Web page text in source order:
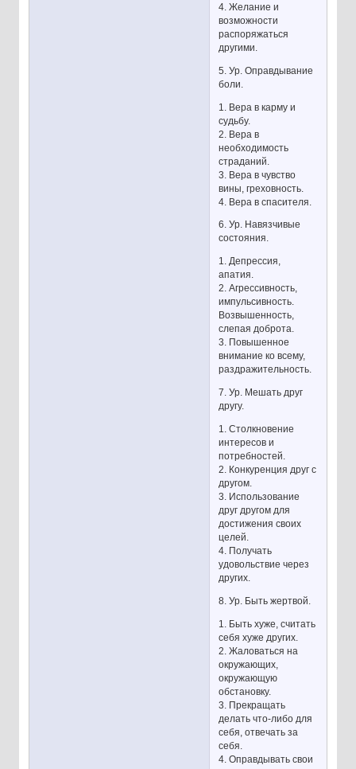
4. Желание и
возможности
распоряжаться
другими.
5. Ур. Оправдывание
боли.
1. Вера в карму и
судьбу.
2. Вера в
необходимость
страданий.
3. Вера в чувство
вины, греховность.
4. Вера в спасителя.
6. Ур. Навязчивые
состояния.
1. Депрессия,
апатия.
2. Агрессивность,
импульсивность.
Возвышенность,
слепая доброта.
3. Повышенное
внимание ко всему,
раздражительность.
7. Ур. Мешать друг
другу.
1. Столкновение
интересов и
потребностей.
2. Конкуренция друг с
другом.
3. Использование
друг другом для
достижения своих
целей.
4. Получать
удовольствие через
других.
8. Ур. Быть жертвой.
1. Быть хуже, считать
себя хуже других.
2. Жаловаться на
окружающих,
окружающую
обстановку.
3. Прекращать
делать что-либо для
себя, отвечать за
себя.
4. Оправдывать свои